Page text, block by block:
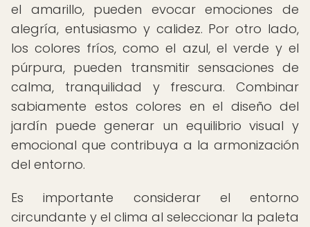
el amarillo, pueden evocar emociones de
alegría, entusiasmo y calidez. Por otro lado,
los colores fríos, como el azul, el verde y el
púrpura, pueden transmitir sensaciones de
calma, tranquilidad y frescura. Combinar
sabiamente estos colores en el diseño del
jardín puede generar un equilibrio visual y
emocional que contribuya a la armonización
del entorno.
Es importante considerar el entorno
circundante y el clima al seleccionar la paleta